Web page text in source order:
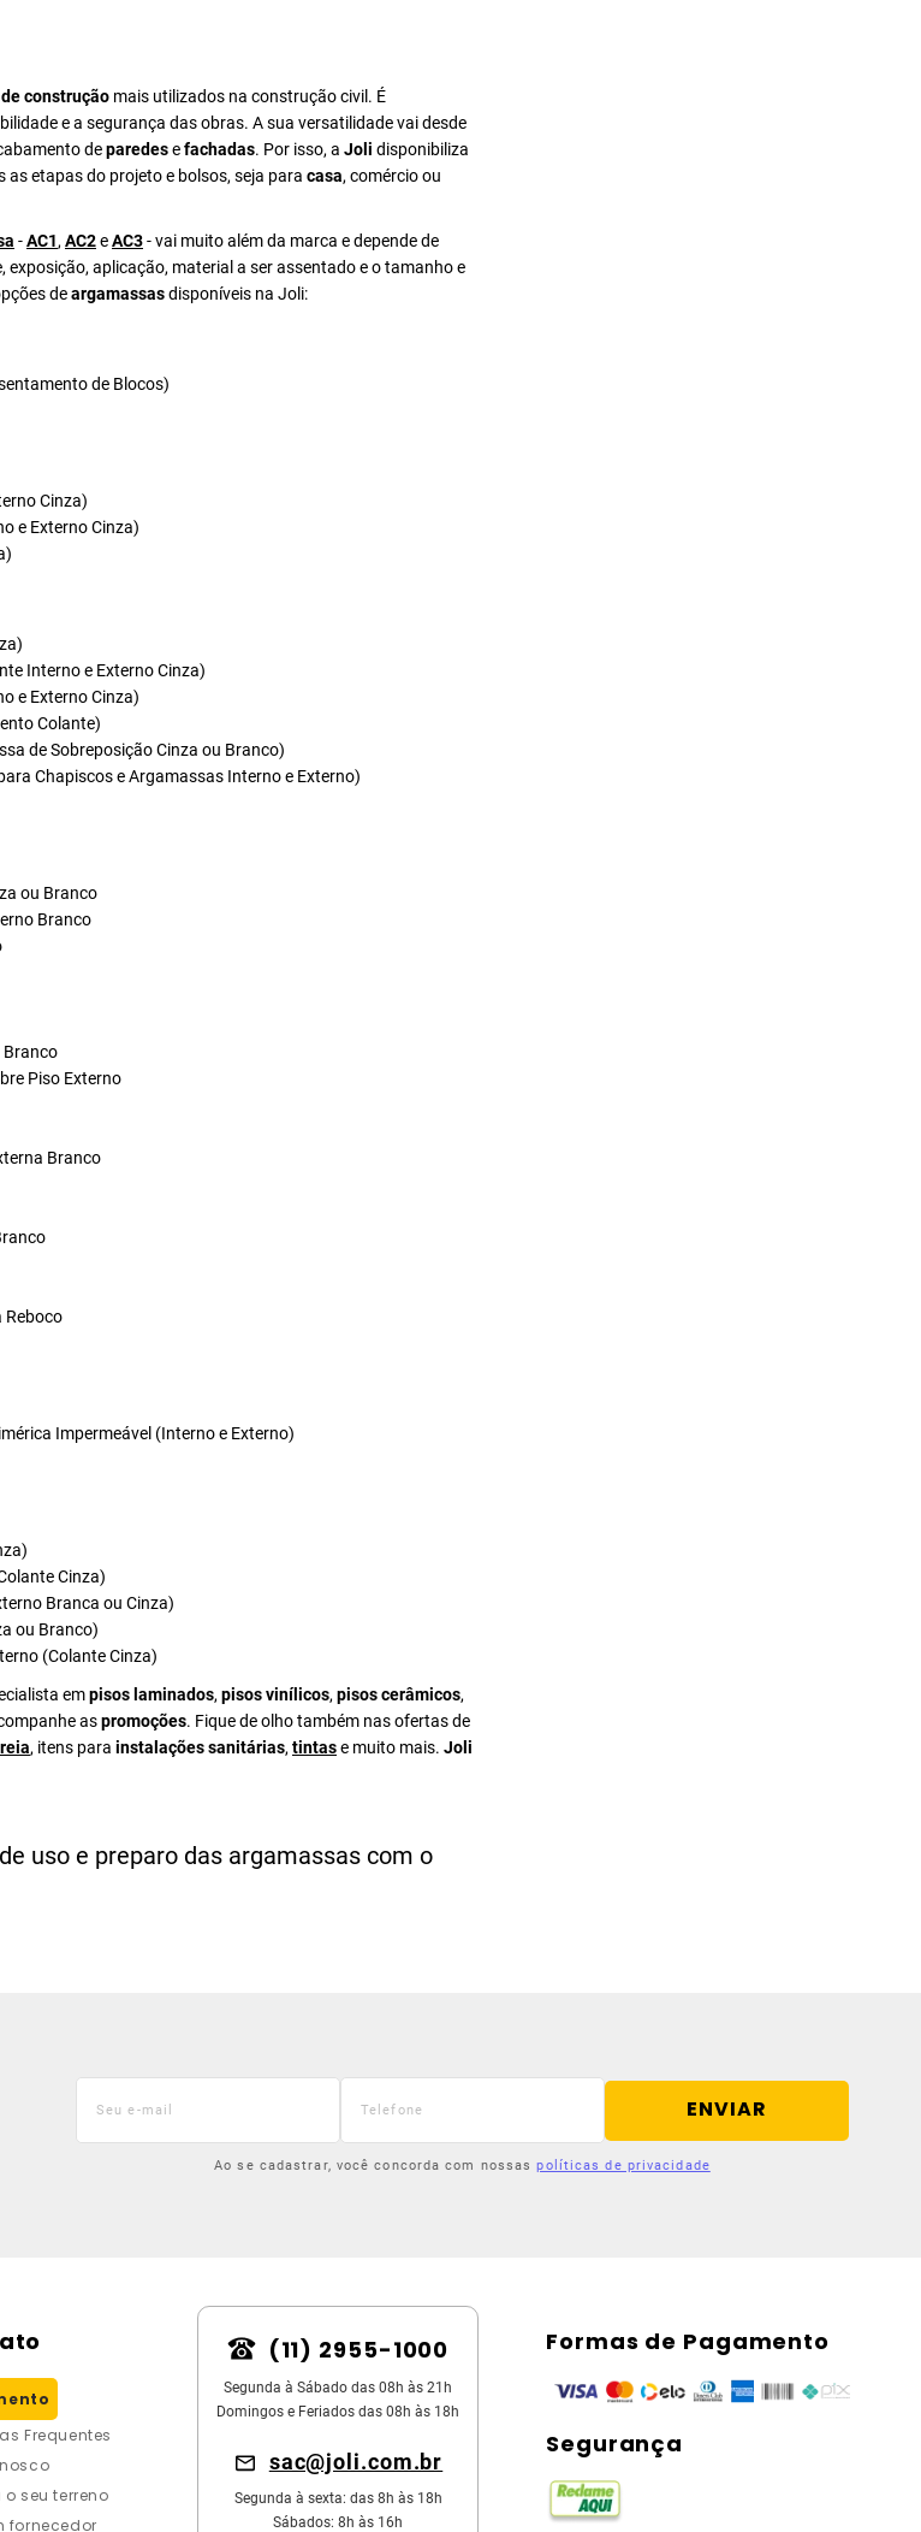
construção mais utilizados na construção civil. É
e a segurança das obras. A sua versatilidade vai desde
deparedesefachadas. Por isso, a Joli disponibiliza
etapas do projeto e bolsos, seja para casa, comércio ou
-AC1, AC2eAC3- vai muito além da marca e depende de
aplicação, material a ser assentado e o tamanho e
deargamassasdisponíveis na Joli:
de Blocos)
Cinza)
e Externo Cinza)
Interno e Externo Cinza)
e Externo Cinza)
Colante)
de Sobreposição Cinza ou Branco)
Chapiscos e Argamassas Interno e Externo)
ou Branco
Branco
Branco
Piso Externo
Branco
Reboco
Impermeável (Interno e Externo)
Cinza)
Branca ou Cinza)
ou Branco)
(Colante Cinza)
empisos laminados, pisos vinílicos, pisos cerâmicos,
aspromoções. Fique de olho também nas ofertas de
, itens para instalações sanitárias, tintase muito mais. Joli
uso e preparo das argamassas com o
ENVIAR
Ao se cadastrar, você concorda com nossas políticas de privacidade
Frequentes
o seu terreno
fornecedor
(11) 2955-1000
Segunda à Sábado das 08h às 21h
Domingos e Feriados das 08h às 18h
sac@joli.com.br
Segunda à sexta: das 8h às 18h
Sábados: 8h às 16h
Formas de Pagamento
Segurança